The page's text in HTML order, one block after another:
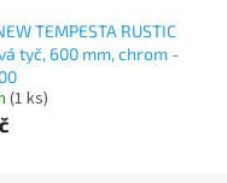
TEMPESTA RUSTIC
tyč, 600 mm, chrom -
(1 ks)